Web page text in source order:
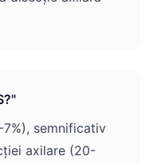
semnificativ
axilare (20-